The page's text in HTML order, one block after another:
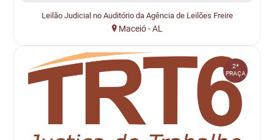
Leilão Judicial no Auditório da Agência de Leilões Freire
Maceió - AL
2ª
PRAÇA